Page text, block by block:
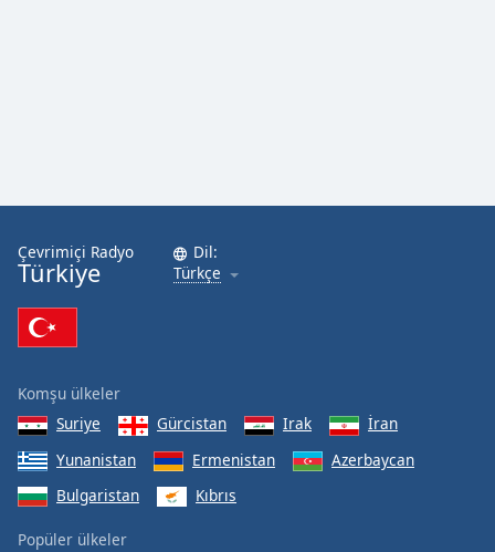
Çevrimiçi Radyo
Türkiye
Dil:
Türkçe
Komşu ülkeler
Suriye
Gürcistan Irak
İran
Yunanistan
Ermenistan
Azerbaycan
Bulgaristan
Kıbrıs
Popüler ülkeler